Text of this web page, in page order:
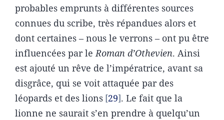
probables emprunts à différentes sources
connues du scribe, très répandues alors et
dont certaines – nous le verrons – ont pu être
influencées par leRoman d’Othevien. Ainsi
est ajouté un rêve de l’impératrice, avant sa
disgrâce, qui se voit attaquée par des
léopards et des lions 29 . Le fait que la
lionne ne saurait s’en prendre à quelqu’un